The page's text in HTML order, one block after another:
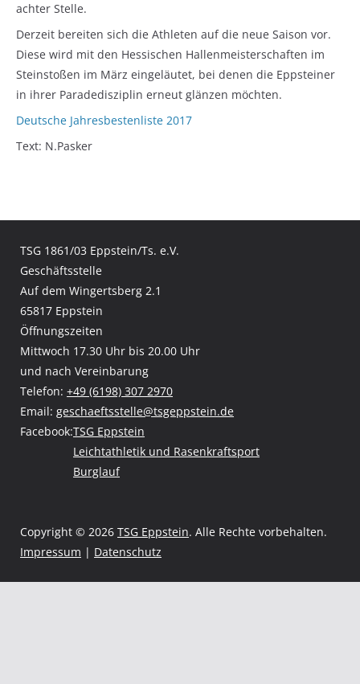
achter Stelle.
Derzeit bereiten sich die Athleten auf die neue Saison vor.
Diese wird mit den Hessischen Hallenmeisterschaften im
Steinstoßen im März eingeläutet, bei denen die Eppsteiner
in ihrer Paradedisziplin erneut glänzen möchten.
Deutsche Jahresbestenliste 2017
Text: N.Pasker
TSG 1861/03 Eppstein/Ts. e.V.
Geschäftsstelle
Auf dem Wingertsberg 2.1
65817 Eppstein
Öffnungszeiten
Mittwoch 17.30 Uhr bis 20.00 Uhr
und nach Vereinbarung
Telefon: +49 (6198) 307 2970
Email: geschaeftsstelle@tsgeppstein.de
Facebook:TSG Eppstein
Leichtathletik und Rasenkraftsport
Burglauf
Copyright © 2026 TSG Eppstein. Alle Rechte vorbehalten.
Impressum | Datenschutz